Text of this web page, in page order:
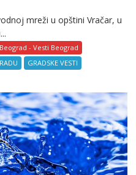
mreži u opštini Vračar, u
Beograd - Vesti Beograd
GRADSKE VESTI